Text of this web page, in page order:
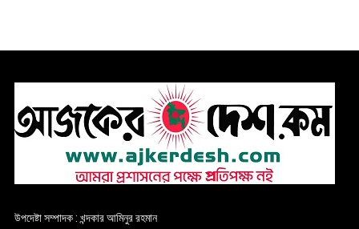
উপদেষ্টা সম্পাদক : খন্দকার আমিনুর রহমান